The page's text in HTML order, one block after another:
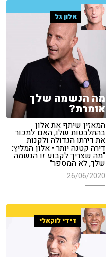
אלון גל
מה הנשמה שלך
אומרת?
המאזין שיתף את אלון
בהתלבטות שלו, האם למכור
את דירתו הגדולה ולקנות
דירה קטנה יותר • אלון המליץ:
"מה שצריך לקבוע זו הנשמה
שלך, לא המספר"
26/06/2020
דידי לוקאלי